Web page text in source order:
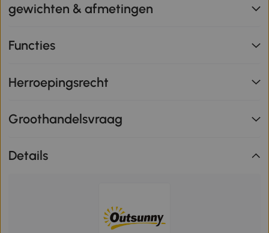
gewichten & afmetingen
Functies
Herroepingsrecht
Groothandelsvraag
Details